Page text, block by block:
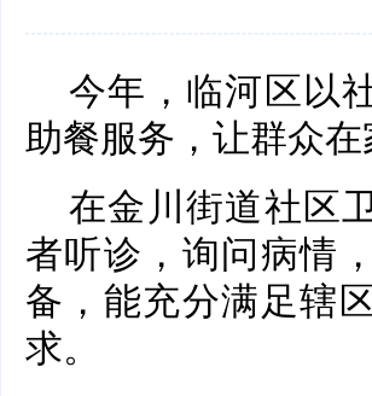
今年，临河区以
助餐服务，让群众
在金川街道社区
者听诊，询问病情
备，能充分满足辖
求。